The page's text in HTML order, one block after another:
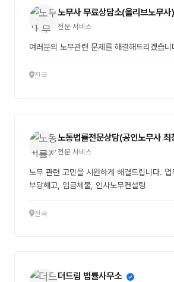
노무사 무료상담소(올리브노무사)
전문 서비스
여러분의 노무관련 문제를 해결해드리겠습니
전국
노동법률전문상담(공인노무사 최
전문 서비스
노무 관련 고민을 시원하게 해결드립니다. 업
부당해고, 임금체불, 인사노무컨설팅
전국
더드림 법률사무소